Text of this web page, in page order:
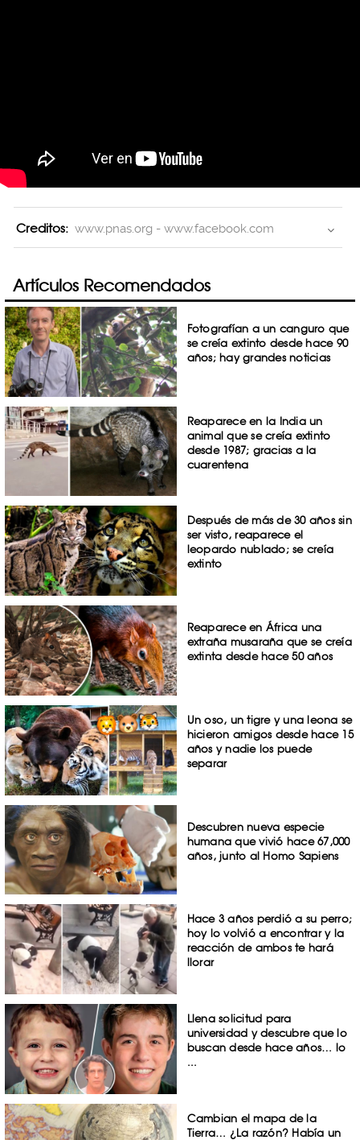
Creditos: www.pnas.org - www.facebook.com
Artículos Recomendados
Fotografían a un canguro que
se creía extinto desde hace 90
años; hay grandes noticias
Reaparece en la India un
animal que se creía extinto
desde 1987; gracias a la
cuarentena
Después de más de 30 años sin
ser visto, reaparece el
leopardo nublado; se creía
extinto
Reaparece en África una
extraña musaraña que se creía
extinta desde hace 50 años
Un oso, un tigre y una leona se
hicieron amigos desde hace 15
años y nadie los puede
separar
Descubren nueva especie
humana que vivió hace 67,000
años, junto al Homo Sapiens
Hace 3 años perdió a su perro;
hoy lo volvió a encontrar y la
reacción de ambos te hará
llorar
Llena solicitud para
universidad y descubre que lo
buscan desde hace años… lo
...
Cambian el mapa de la
Tierra… ¿La razón? Había un